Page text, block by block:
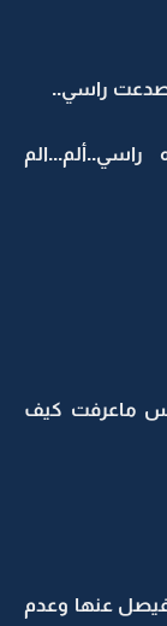
صدعت راسي..
ماعرفت كيف
فيصل عنها وعدم